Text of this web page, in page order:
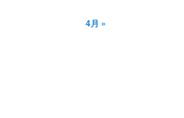
4月 »